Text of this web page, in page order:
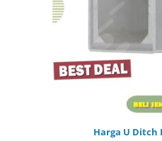
Harga U Ditch